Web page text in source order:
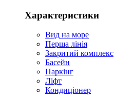
Характеристики
Вид на море
Перша лінія
Закритий комплекс
Басейн
Паркінг
Ліфт
Кондиціонер